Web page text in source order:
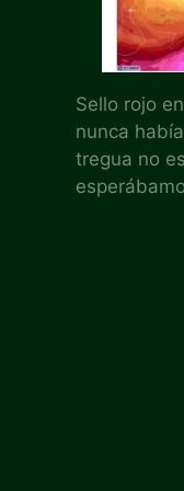
Sello rojo
nunca
tregua no